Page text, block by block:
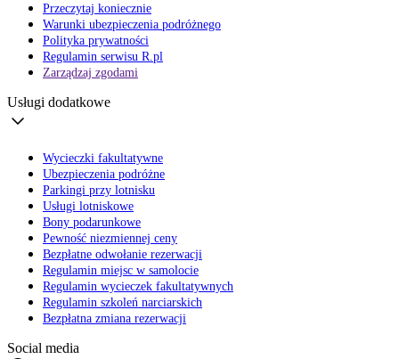
Przeczytaj koniecznie
Warunki ubezpieczenia podróżnego
Polityka prywatności
Regulamin serwisu R.pl
Zarządzaj zgodami
Usługi dodatkowe
Wycieczki fakultatywne
Ubezpieczenia podróżne
Parkingi przy lotnisku
Usługi lotniskowe
Bony podarunkowe
Pewność niezmiennej ceny
Bezpłatne odwołanie rezerwacji
Regulamin miejsc w samolocie
Regulamin wycieczek fakultatywnych
Regulamin szkoleń narciarskich
Bezpłatna zmiana rezerwacji
Social media